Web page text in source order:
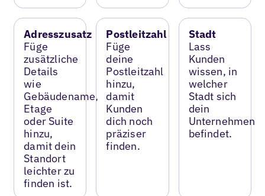
Adresszusatz
Füge
zusätzliche
Details
wie
Gebäudename,
Etage
oder Suite
hinzu,
damit dein
Standort
leichter zu
finden ist.
Postleitzahl
Füge
deine
Postleitzahl
hinzu,
damit
Kunden
dich noch
präziser
finden.
Stadt
Lass
Kunden
wissen, in
welcher
Stadt sich
dein
Unternehmen
befindet.